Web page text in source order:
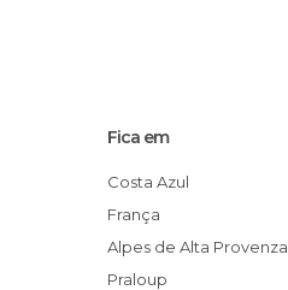
Fica em
Costa Azul
França
Alpes de Alta Provenza
Praloup